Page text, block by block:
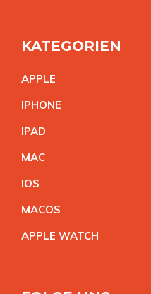
KATEGORIEN
APPLE
IPHONE
IPAD
MAC
IOS
MACOS
APPLE WATCH